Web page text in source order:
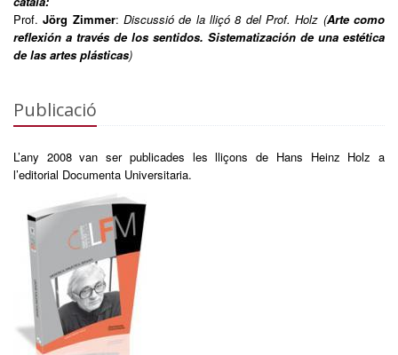
Prof.Jörg Zimmer:Discussió de la lliçó 8 del Prof. Holz (Arte como
reflexión a través de los sentidos. Sistematización de una estética
de las artes plásticas)
Publicació
L’any 2008 van ser publicades les lliçons de Hans Heinz Holz a
l’editorial Documenta Universitaria.